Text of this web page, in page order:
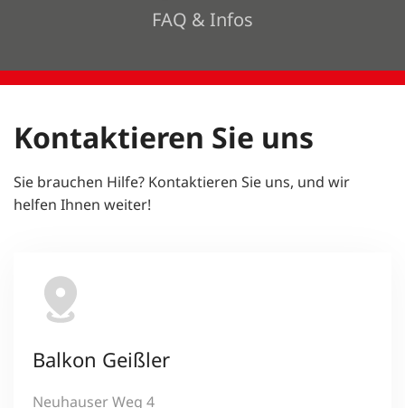
FAQ & Infos
Kontaktieren Sie uns
Sie brauchen Hilfe? Kontaktieren Sie uns, und wir
helfen Ihnen weiter!
Balkon Geißler
Neuhauser Weg 4